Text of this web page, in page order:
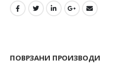
ПОВРЗАНИ ПРОИЗВОДИ